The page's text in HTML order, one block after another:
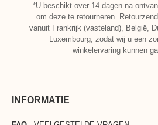
*U beschikt over 14 dagen na
om deze te retourneren.
vanuit Frankrijk (vasteland), België,
Luxembourg, zodat wij u een
winkelervaring kunnen
INFORMATIE